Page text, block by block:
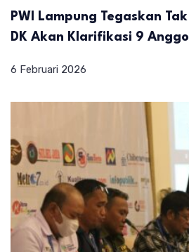
PWI Lampung Tegaskan
DK Akan Klarifikasi 9
6 Februari 2026